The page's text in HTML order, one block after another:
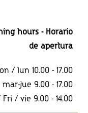
hours - Horario
de apertura
/ lun 10.00 - 17.00
jue 9.00 - 17.00
Fri / vie 9.00 - 14.00